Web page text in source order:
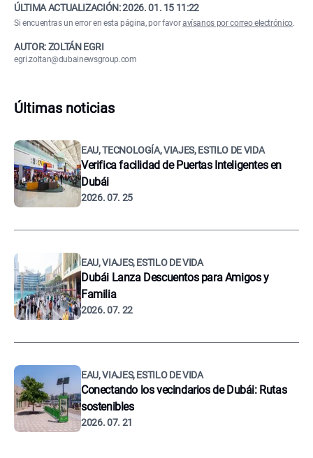
ÚLTIMA ACTUALIZACIÓN:2026. 01. 15 11:22
Si encuentras un error en esta página, por favoravísanos por correo electrónico.
AUTOR: ZOLTÁN EGRI
egri.zoltan@dubainewsgroup.com
Últimas noticias
EAU, TECNOLOGÍA, VIAJES, ESTILO DE VIDA
Verifica facilidad de Puertas Inteligentes en
Dubái
2026. 07. 25
EAU, VIAJES, ESTILO DE VIDA
Dubái Lanza Descuentos para Amigos y
Familia
2026. 07. 22
EAU, VIAJES, ESTILO DE VIDA
Conectando los vecindarios de Dubái: Rutas
sostenibles
2026. 07. 21